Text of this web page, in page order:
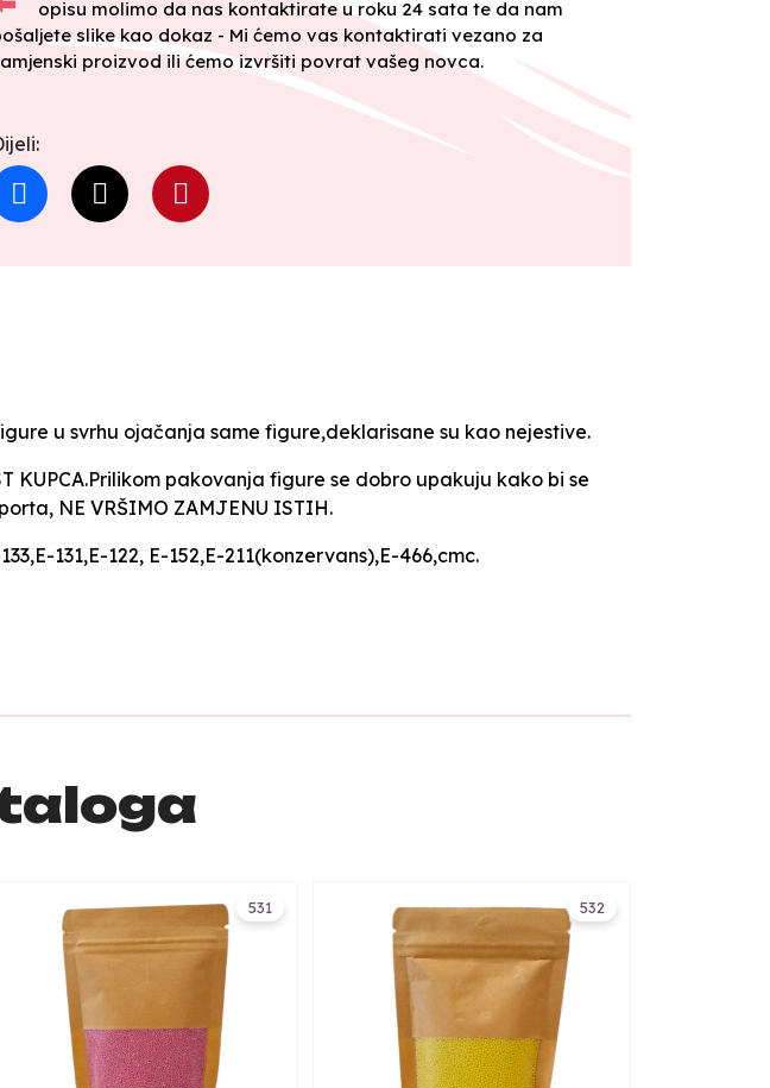
opisu molimo da nas kontaktirate u roku 24 sata te da nam
slike kao dokaz - Mi ćemo vas kontaktirati vezano za
proizvod ili ćemo izvršiti povrat vašeg novca.
u svrhu ojačanja same figure,deklarisane su kao nejestive.
KUPCA.Prilikom pakovanja figure se dobro upakuju kako bi se
NE VRŠIMO ZAMJENU ISTIH.
131,E-122, E-152,E-211(konzervans),E-466,cmc.
531 532